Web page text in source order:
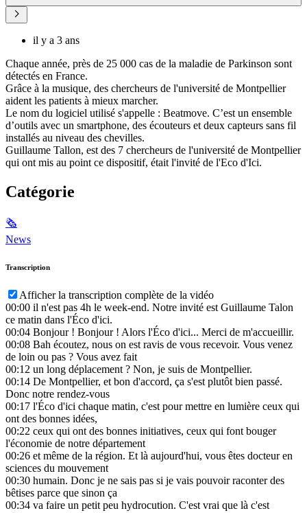
il y a 3 ans
Chaque année, près de 25 000 cas de la maladie de Parkinson sont
détectés en France.
Grâce à la musique, des chercheurs de l'université de Montpellier
aident les patients à mieux marcher.
Le nom du logiciel utilisé s'appelle : Beatmove. C’est un ensemble
d’outils avec un smartphone, des écouteurs et deux capteurs sans fil
installés au niveau des chevilles.
Guillaume Tallon, est des 7 chercheurs de l'université de Montpellier
qui ont mis au point ce dispositif, était l'invité de l'Eco d'Ici.
Catégorie
🗞
News
Transcription
Afficher la transcription complète de la vidéo
00:00 il n'est pas 4h le week-end. Notre invité est Guillaume Talon
ce matin dans l'Éco d'ici.
00:04 Bonjour ! Bonjour ! Alors l'Éco d'ici... Merci de m'accueillir.
00:08 Bah écoutez, nous on est ravis de vous recevoir. Vous venez
de loin ou pas ? Vous avez fait
00:12 un long déplacement ? Non, je suis de Montpellier.
00:14 De Montpellier, et bon d'accord, ça s'est plutôt bien passé.
Donc notre rendez-vous
00:17 l'Éco d'ici chaque matin, c'est pour mettre en lumière ceux qui
ont des bonnes idées,
00:22 ceux qui ont des bonnes initiatives, ceux qui font bouger
l'économie de notre département
00:26 et même de la région. Et là aujourd'hui, vous êtes docteur en
sciences du mouvement
00:30 humain. Donc je ne sais pas si je vais pouvoir raconter des
bêtises parce que sinon ça
00:34 va faire un petit peu hydrocution. C'est vrai que là c'est